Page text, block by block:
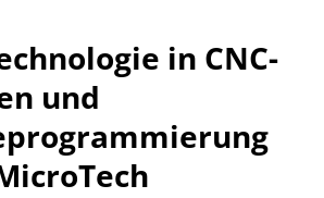
in CNC-
und